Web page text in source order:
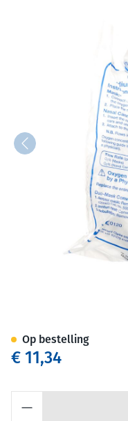
€ 11,34
Op bestelling